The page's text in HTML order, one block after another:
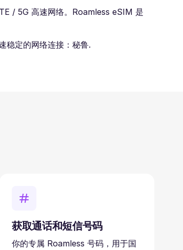
/ 5G 高速网络。Roamless eSIM 是
稳定的网络连接：秘鲁.
获取通话和短信号码
你的专属 Roamless 号码，用于国